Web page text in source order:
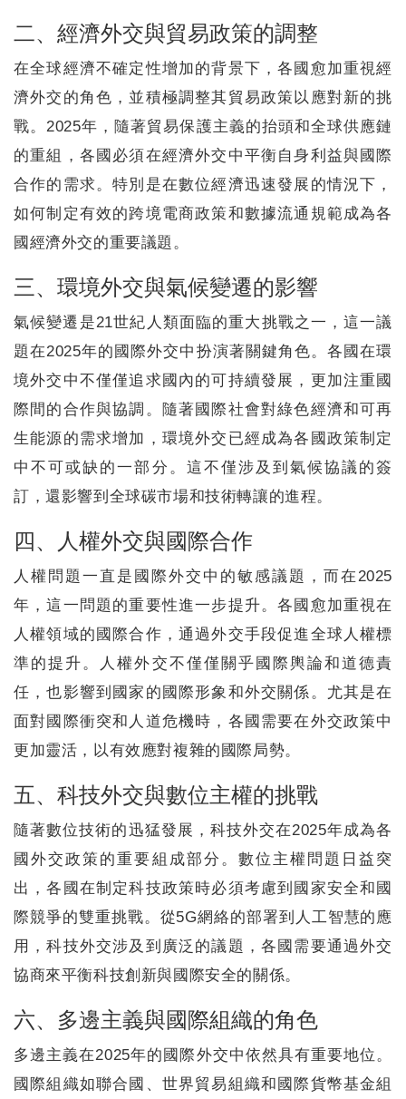
二、經濟外交與貿易政策的調整
在全球經濟不確定性增加的背景下，各國愈加重視經
濟外交的角色，並積極調整其貿易政策以應對新的挑
戰。2025年，隨著貿易保護主義的抬頭和全球供應鏈
的重組，各國必須在經濟外交中平衡自身利益與國際
合作的需求。特別是在數位經濟迅速發展的情況下，
如何制定有效的跨境電商政策和數據流通規範成為各
國經濟外交的重要議題。
三、環境外交與氣候變遷的影響
氣候變遷是21世紀人類面臨的重大挑戰之一，這一議
題在2025年的國際外交中扮演著關鍵角色。各國在環
境外交中不僅僅追求國內的可持續發展，更加注重國
際間的合作與協調。隨著國際社會對綠色經濟和可再
生能源的需求增加，環境外交已經成為各國政策制定
中不可或缺的一部分。這不僅涉及到氣候協議的簽
訂，還影響到全球碳市場和技術轉讓的進程。
四、人權外交與國際合作
人權問題一直是國際外交中的敏感議題，而在2025
年，這一問題的重要性進一步提升。各國愈加重視在
人權領域的國際合作，通過外交手段促進全球人權標
準的提升。人權外交不僅僅關乎國際輿論和道德責
任，也影響到國家的國際形象和外交關係。尤其是在
面對國際衝突和人道危機時，各國需要在外交政策中
更加靈活，以有效應對複雜的國際局勢。
五、科技外交與數位主權的挑戰
隨著數位技術的迅猛發展，科技外交在2025年成為各
國外交政策的重要組成部分。數位主權問題日益突
出，各國在制定科技政策時必須考慮到國家安全和國
際競爭的雙重挑戰。從5G網絡的部署到人工智慧的應
用，科技外交涉及到廣泛的議題，各國需要通過外交
協商來平衡科技創新與國際安全的關係。
六、多邊主義與國際組織的角色
多邊主義在2025年的國際外交中依然具有重要地位。
國際組織如聯合國、世界貿易組織和國際貨幣基金組